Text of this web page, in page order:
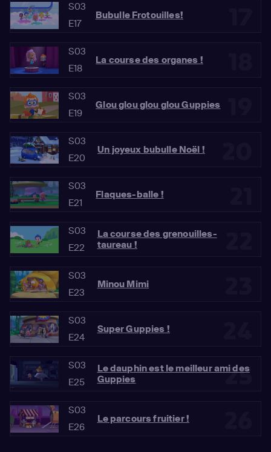
S03
E17
Bubulle Frotouilles!
S03
E18
La course des organes !
S03
E19
Glou glou glou glou Guppies
S03
E20
Un joyeux bubulle Noël !
S03
E21
Flaques-balle !
S03
E22
La course des grenouilles-
taureau !
S03
E23
Minou Mimi
S03
E24
Super Guppies !
25
S03
E25
Le dauphin est le meilleur ami des
Guppies
S03
E26
Le parcours fruitier !